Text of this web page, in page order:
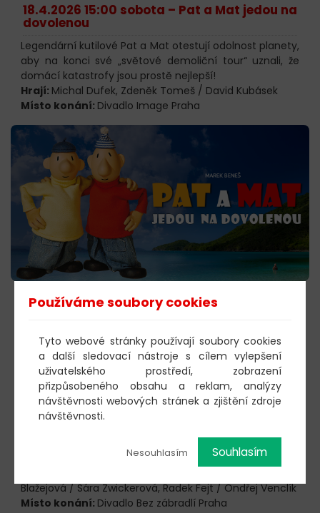
18.4.2026 15:00 sobota – Pat a Mat jedou na
dovolenou
Legendární kutilové Pat a Mat otestují odolnost planety,
aby na konci své „světové demoliční tour“ uznali, že
domácí katastrofy jsou prostě nejlepší!
Hrají: Michal Dufek, Zdeněk Tomeš / David Kubásek
Místo konání: Divadlo Image Praha
KOUPIT VSTUPENKY →
19.4.2026 11:00 neděle –Ať žijí duchové!
Legendární filmový příběh ožívá na jevišti! Pohádkový
muzikál plný kouzel, humoru a nestárnoucích hitů dua
Zdeněk Svěrák a Jaroslav Uhlíř.
Brzáková, Matěj Maruš / David Depta, Elis Ochmanová /
Nikol Štefanová, Jiří Krejčí / Jiří Kůdela, Kristýna Žďánská
Blažejová / Sára Zwickerová, Radek Fejt / Ondřej Venclík
Místo konání: Divadlo Bez zábradlí Praha
Používáme soubory cookies
Tyto webové stránky používají soubory cookies
a další sledovací nástroje s cílem vylepšení
uživatelského prostředí, zobrazení
přizpůsobeného obsahu a reklam, analýzy
návštěvnosti webových stránek a zjištění zdroje
návštěvnosti.
Nesouhlasím Souhlasím